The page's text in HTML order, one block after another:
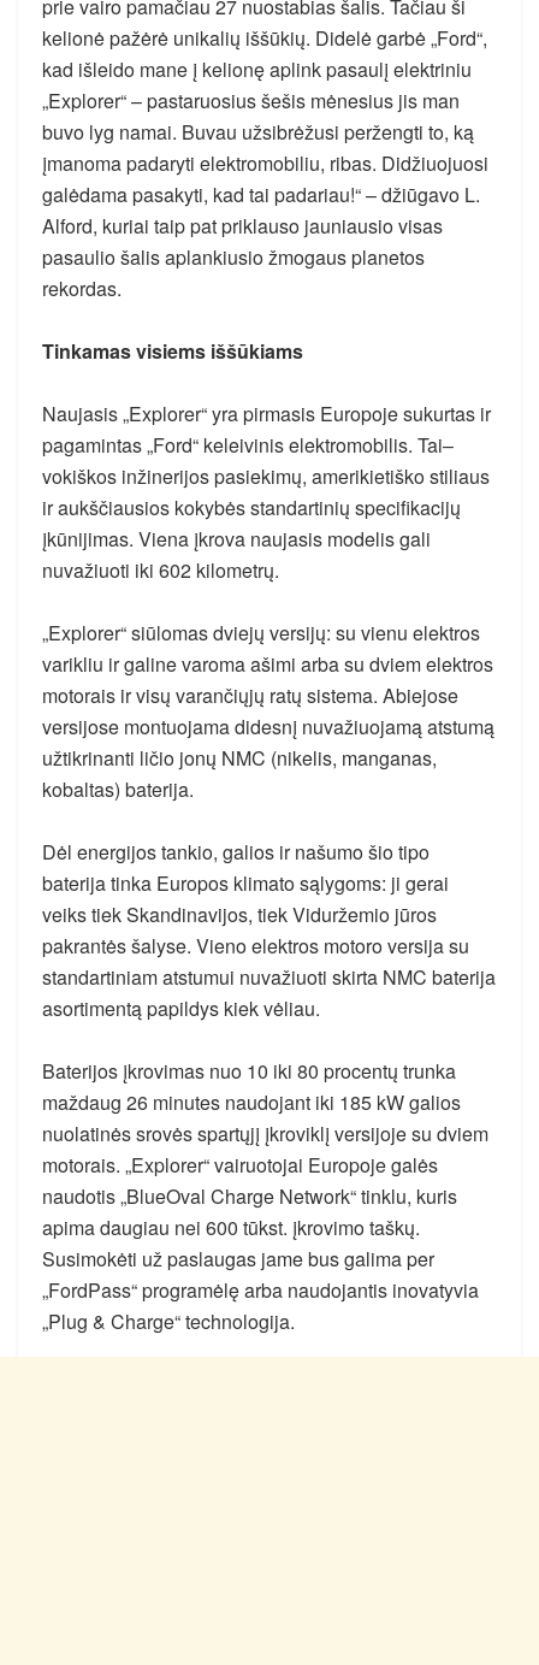
prie vairo pamačiau 27 nuostabias šalis. Tačiau ši
kelionė pažėrė unikalių iššūkių. Didelė garbė „Ford“,
kad išleido mane į kelionę aplink pasaulį elektriniu
„Explorer“ – pastaruosius šešis mėnesius jis man
buvo lyg namai. Buvau užsibrėžusi peržengti to, ką
įmanoma padaryti elektromobiliu, ribas. Didžiuojuosi
galėdama pasakyti, kad tai padariau!“ – džiūgavo L.
Alford, kuriai taip pat priklauso jauniausio visas
pasaulio šalis aplankiusio žmogaus planetos
rekordas.
Tinkamas visiems iššūkiams
Naujasis „Explorer“ yra pirmasis Europoje sukurtas ir
pagamintas „Ford“ keleivinis elektromobilis. Tai–
vokiškos inžinerijos pasiekimų, amerikietiško stiliaus
ir aukščiausios kokybės standartinių specifikacijų
įkūnijimas. Viena įkrova naujasis modelis gali
nuvažiuoti iki 602 kilometrų.
„Explorer“ siūlomas dviejų versijų: su vienu elektros
varikliu ir galine varoma ašimi arba su dviem elektros
motorais ir visų varančiųjų ratų sistema. Abiejose
versijose montuojama didesnį nuvažiuojamą atstumą
užtikrinanti ličio jonų NMC (nikelis, manganas,
kobaltas) baterija.
Dėl energijos tankio, galios ir našumo šio tipo
baterija tinka Europos klimato sąlygoms: ji gerai
veiks tiek Skandinavijos, tiek Viduržemio jūros
pakrantės šalyse. Vieno elektros motoro versija su
standartiniam atstumui nuvažiuoti skirta NMC baterija
asortimentą papildys kiek vėliau.
Baterijos įkrovimas nuo 10 iki 80 procentų trunka
maždaug 26 minutes naudojant iki 185 kW galios
nuolatinės srovės spartųjį įkroviklį versijoje su dviem
motorais. „Explorer“ vairuotojai Europoje galės
naudotis „BlueOval Charge Network“ tinklu, kuris
apima daugiau nei 600 tūkst. įkrovimo taškų.
Susimokėti už paslaugas jame bus galima per
„FordPass“ programėlę arba naudojantis inovatyvia
„Plug & Charge“ technologija.